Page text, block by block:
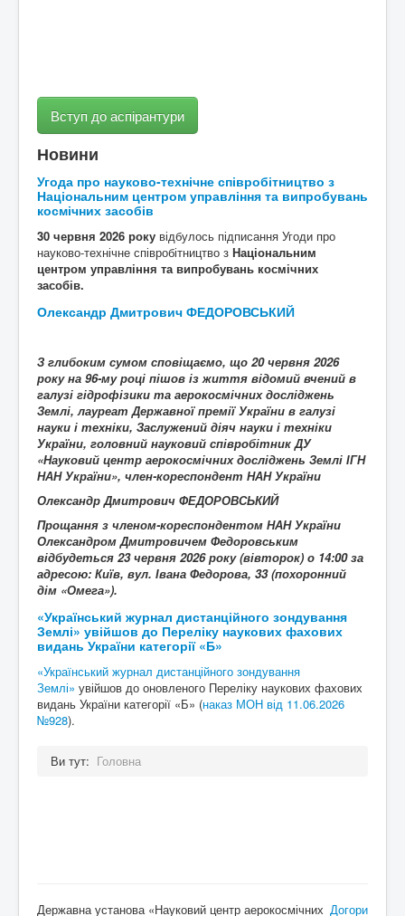
Вступ до аспірантури
Новини
Угода про науково-технічне співробітництво з
Національним центром управління та випробувань
космічних засобів
30 червня 2026 року відбулось підписання Угоди про
науково-технічне співробітництво з Національним
центром управління та випробувань космічних
засобів.
Олександр Дмитрович ФЕДОРОВСЬКИЙ
З глибоким сумом сповіщаємо, що 20червня 2026
року на 96-му році пішов із життя відомий вчений в
галузі гідрофізики та аерокосмічних досліджень
Землі, лауреат Державної премії України в галузі
науки і техніки, Заслужений діяч науки і техніки
України, головний науковий співробітник ДУ
«Науковий центр аерокосмічних досліджень Землі ІГН
НАН України», член-кореспондент НАН України
Олександр Дмитрович ФЕДОРОВСЬКИЙ
Прощання з членом-кореспондентом НАН України
Олександром Дмитровичем Федоровським
відбудеться 23 червня 2026 року (вівторок) о 14:00 за
адресою: Київ, вул. Івана Федорова, 33 (похоронний
дім «Омега»).
«Український журнал дистанційного зондування
Землі» увійшов до Переліку наукових фахових
видань України категорії «Б»
«Український журнал дистанційного зондування
Землі» увійшов до оновленого Переліку наукових фахових
видань України категорії «Б» (наказ МОН від 11.06.2026
№928).
Ви тут: Головна
Догори
Державна установа «Науковий центр аерокосмічних